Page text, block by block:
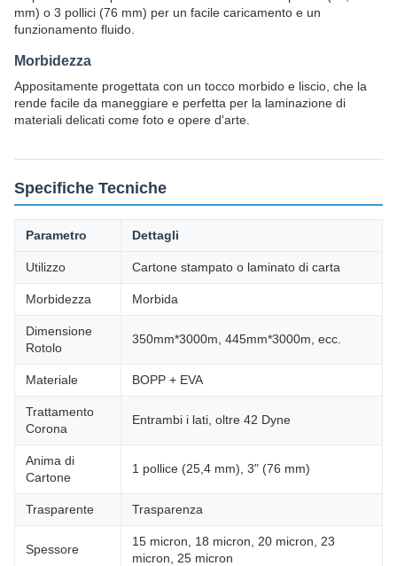
mm) o 3 pollici (76 mm) per un facile caricamento e un
funzionamento fluido.
Morbidezza
Appositamente progettata con un tocco morbido e liscio, che la
rende facile da maneggiare e perfetta per la laminazione di
materiali delicati come foto e opere d'arte.
Specifiche Tecniche
Parametro Dettagli
Utilizzo Cartone stampato o laminato di carta
Morbidezza Morbida
Dimensione
Rotolo
350mm*3000m, 445mm*3000m, ecc.
Materiale BOPP + EVA
Trattamento
Corona
Entrambi i lati, oltre 42 Dyne
Anima di
Cartone
1 pollice (25,4 mm), 3" (76 mm)
Trasparente Trasparenza
Spessore
15 micron, 18 micron, 20 micron, 23
micron, 25 micron